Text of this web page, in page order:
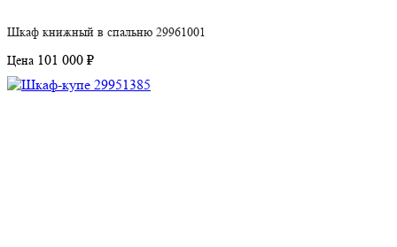
Шкаф книжный в спальню 29961001
Цена 101 000 ₽